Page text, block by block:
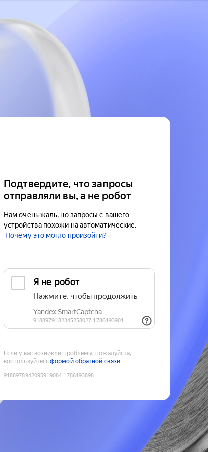
Подтвердите, что запросы
отправляли вы, а не робот
Нам очень жаль, но запросы с вашего
устройства похожи на автоматические.
Почему это могло произойти?
Если у вас возникли проблемы, пожалуйста,
воспользуйтесьформой обратной связи
9188978942095919084:1786193898